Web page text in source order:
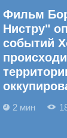
Фильм
Нистру"
событий
2 мин